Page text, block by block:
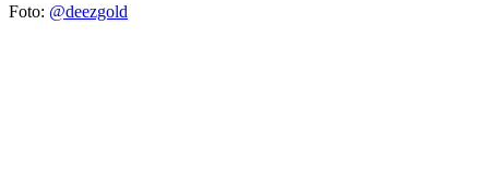
Foto: @deezgold